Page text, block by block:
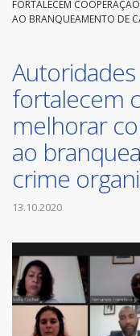
FORTALECEM
AO BRANQUEAMENTO DE
fortalecem
melhorar
ao
crime
13.10.2020